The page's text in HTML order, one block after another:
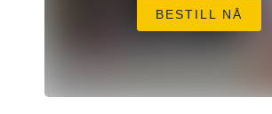
BESTILL NÅ